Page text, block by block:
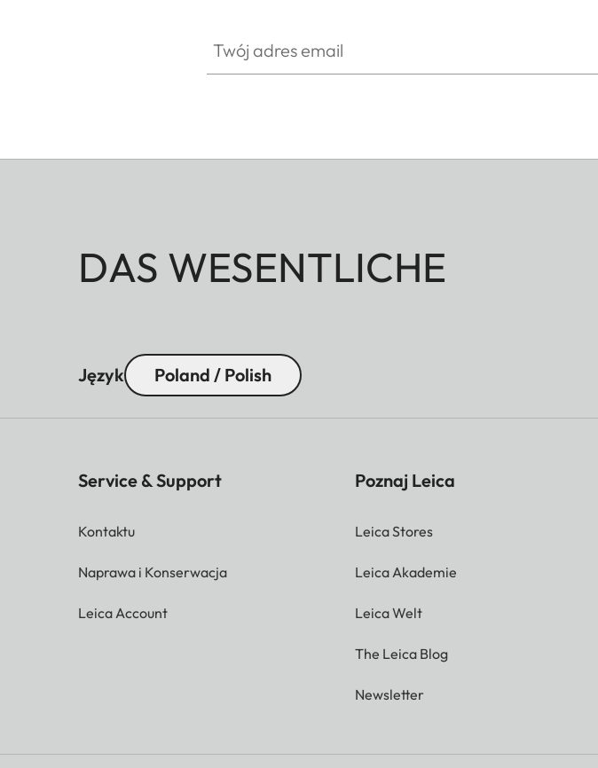
DAS WESENTLICHE
Język Poland / Polish
Service & Support
Kontaktu
Naprawa i Konserwacja
Leica Account
Poznaj Leica
Leica Stores
Leica Akademie
Leica Welt
The Leica Blog
Newsletter